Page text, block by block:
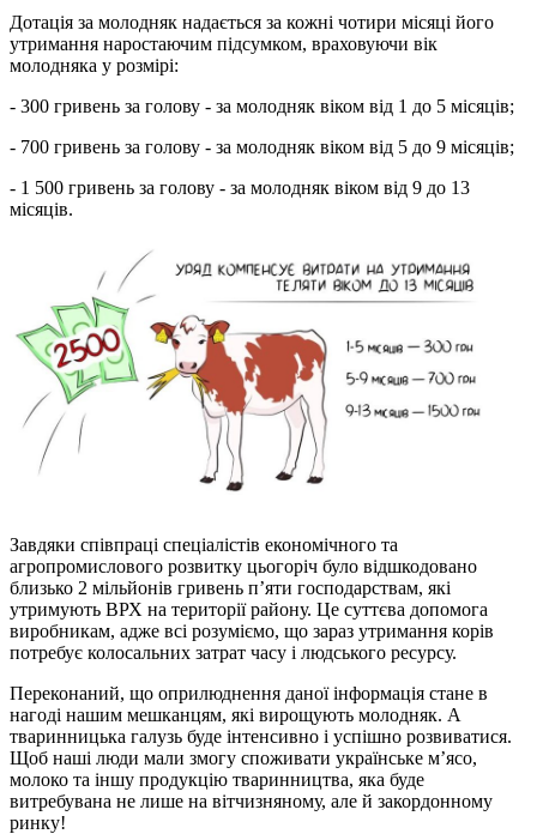
Дотація за молодняк надається за кожні чотири місяці його
утримання наростаючим підсумком, враховуючи вік
молодняка у розмірі:
- 300 гривень за голову - за молодняк віком від 1 до 5 місяців;
- 700 гривень за голову - за молодняк віком від 5 до 9 місяців;
- 1 500 гривень за голову - за молодняк віком від 9 до 13
місяців.
Завдяки співпраці спеціалістів економічного та
агропромислового розвитку цьогоріч було відшкодовано
близько 2 мільйонів гривень п’яти господарствам, які
утримують ВРХ на території району. Це суттєва допомога
виробникам, адже всі розуміємо, що зараз утримання корів
потребує колосальних затрат часу і людського ресурсу.
Переконаний, що оприлюднення даної інформація стане в
нагоді нашим мешканцям, які вирощують молодняк. А
тваринницька галузь буде інтенсивно і успішно розвиватися.
Щоб наші люди мали змогу споживати українське м’ясо,
молоко та іншу продукцію тваринництва, яка буде
витребувана не лише на вітчизняному, але й закордонному
ринку!